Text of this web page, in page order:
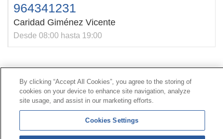
964341231
Caridad Giménez Vicente
Desde 08:00 hasta 19:00
Contacto|Perfil del contratante|Reclamaciones
Línea Universal 900 203 203|Zona Privada Comisión de
Prestaciones Especiales|Zona Privada Proveedor
© Mutua Universal 2026 | Mapa del sitio | Aviso legal
By clicking “Accept All Cookies”, you agree to the storing of
cookies on your device to enhance site navigation, analyze
site usage, and assist in our marketing efforts.
Cookies Settings